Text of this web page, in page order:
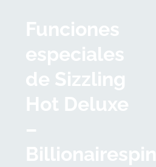
Funciones
especiales
de Sizzling
Hot Deluxe
–
Billionairespin